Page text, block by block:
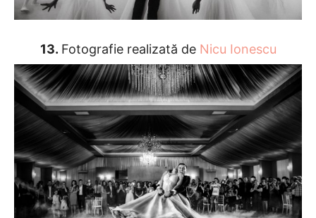
13. Fotografie realizată de Nicu Ionescu